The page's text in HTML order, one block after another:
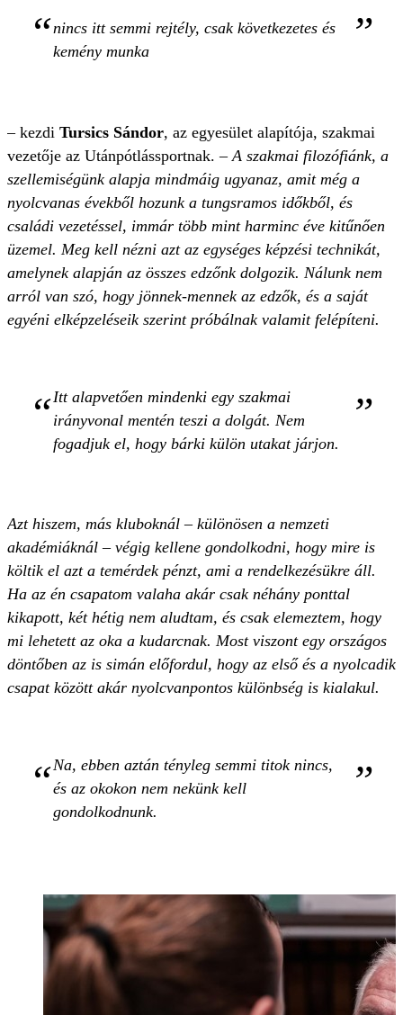
nincs itt semmi rejtély, csak következetes és
kemény munka
– kezdi Tursics Sándor, az egyesület alapítója, szakmai
vezetője az Utánpótlássportnak. –A szakmai filozófiánk, a
szellemiségünk alapja mindmáig ugyanaz, amit még a
nyolcvanas évekből hozunk a tungsramos időkből, és
családi vezetéssel, immár több mint harminc éve kitűnően
üzemel. Meg kell nézni azt az egységes képzési technikát,
amelynek alapján az összes edzőnk dolgozik. Nálunk nem
arról van szó, hogy jönnek-mennek az edzők, és a saját
egyéni elképzeléseik szerint próbálnak valamit felépíteni.
Itt alapvetően mindenki egy szakmai
irányvonal mentén teszi a dolgát. Nem
fogadjuk el, hogy bárki külön utakat járjon.
Azt hiszem, más kluboknál – különösen a nemzeti
akadémiáknál – végig kellene gondolkodni, hogy mire is
költik el azt a temérdek pénzt, ami a rendelkezésükre áll.
Ha az én csapatom valaha akár csak néhány ponttal
kikapott, két hétig nem aludtam, és csak elemeztem, hogy
mi lehetett az oka a kudarcnak. Most viszont egy országos
döntőben az is simán előfordul, hogy az első és a nyolcadik
csapat között akár nyolcvanpontos különbség is kialakul.
Na, ebben aztán tényleg semmi titok nincs,
és az okokon nem nekünk kell
gondolkodnunk.